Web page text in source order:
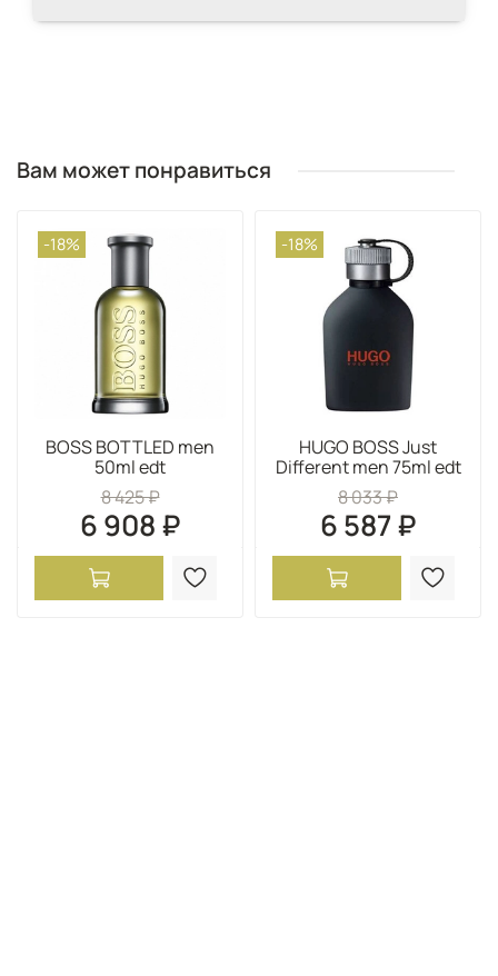
Вам может понравиться
-18%
BOSS BOTTLED men
50ml edt
8 425 ₽
6 908 ₽
-18%
HUGO BOSS Just
Different men 75ml edt
8 033 ₽
6 587 ₽